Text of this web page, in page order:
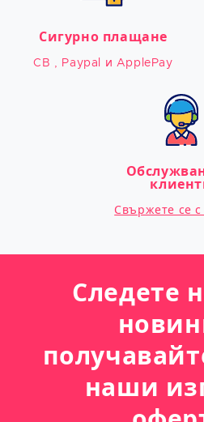
Сигурно плащане
CB , Paypal и ApplePay
Свържете се с
Следете
наши